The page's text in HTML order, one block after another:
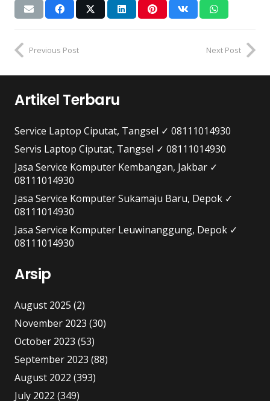
Previous Post Next Post
Artikel Terbaru
Service Laptop Ciputat, Tangsel ✓ 08111014930
Servis Laptop Ciputat, Tangsel ✓ 08111014930
Jasa Service Komputer Kembangan, Jakbar ✓
08111014930
Jasa Service Komputer Sukamaju Baru, Depok ✓
08111014930
Jasa Service Komputer Leuwinanggung, Depok ✓
08111014930
Arsip
August 2025 (2)
November 2023 (30)
October 2023 (53)
September 2023 (88)
August 2022 (393)
July 2022 (349)